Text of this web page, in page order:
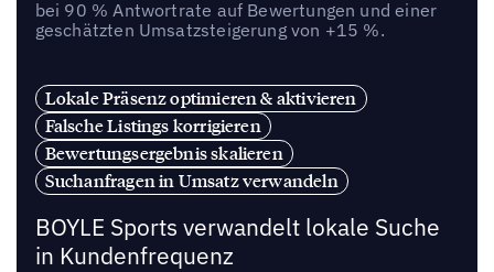
bei 90 % Antwortrate auf Bewertungen und einer
geschätzten Umsatzsteigerung von +15 %.
Lokale Präsenz optimieren & aktivieren
Falsche Listings korrigieren
Bewertungsergebnis skalieren
Suchanfragen in Umsatz verwandeln
BOYLE Sports verwandelt lokale Suche
in Kundenfrequenz